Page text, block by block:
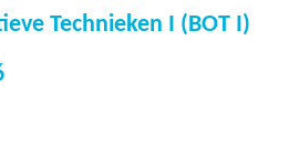
Technieken I (BOT I)